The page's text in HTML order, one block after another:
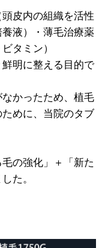
頭皮内の組織を活性
液）・薄毛治療薬
タミン）
明に整える目的で
かったため、植毛
めに、当院のタブ
の強化」＋「新た
た。